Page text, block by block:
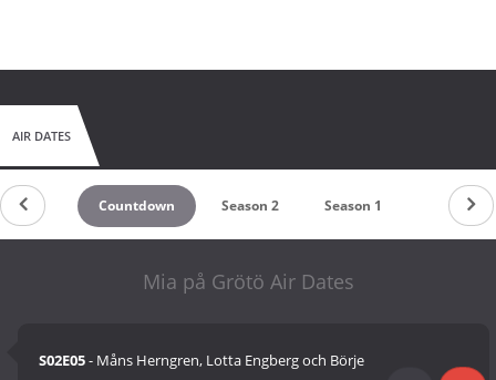
AIR DATES
Countdown Season 2 Season 1
Mia på Grötö Air Dates
S02E05- Måns Herngren, Lotta Engberg och Börje